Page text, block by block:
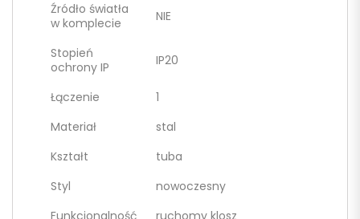
Źródło światła
w komplecie
NIE
Stopień
ochrony IP
IP20
Łączenie
1
Materiał
stal
Kształt
tuba
Styl
nowoczesny